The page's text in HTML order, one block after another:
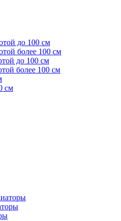
до 100 см
более 100 см
до 100 см
более 100 см
см